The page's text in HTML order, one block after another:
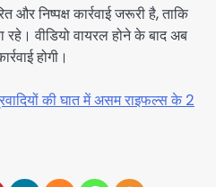
निष्पक्ष कार्रवाई जरूरी है, ताकि
वीडियो वायरल होने के बाद अब
होगी।
की घात में असम राइफल्स के 2